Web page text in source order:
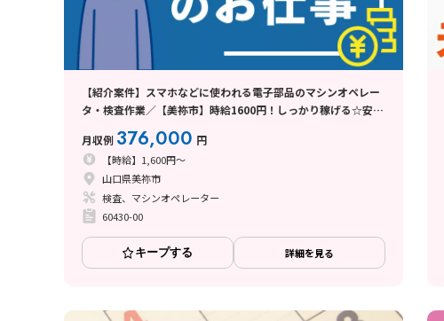
【紹介案件】スマホなどに使われる電子部品のマシンオペレー
タ・検査作業／【美祢市】時給1600円！しっかり稼げる☆安定
月収例 376,000 円
【時給】1,600円～
山口県美祢市
検査、マシンオペレーター
60430-00
キープする 詳細を見る